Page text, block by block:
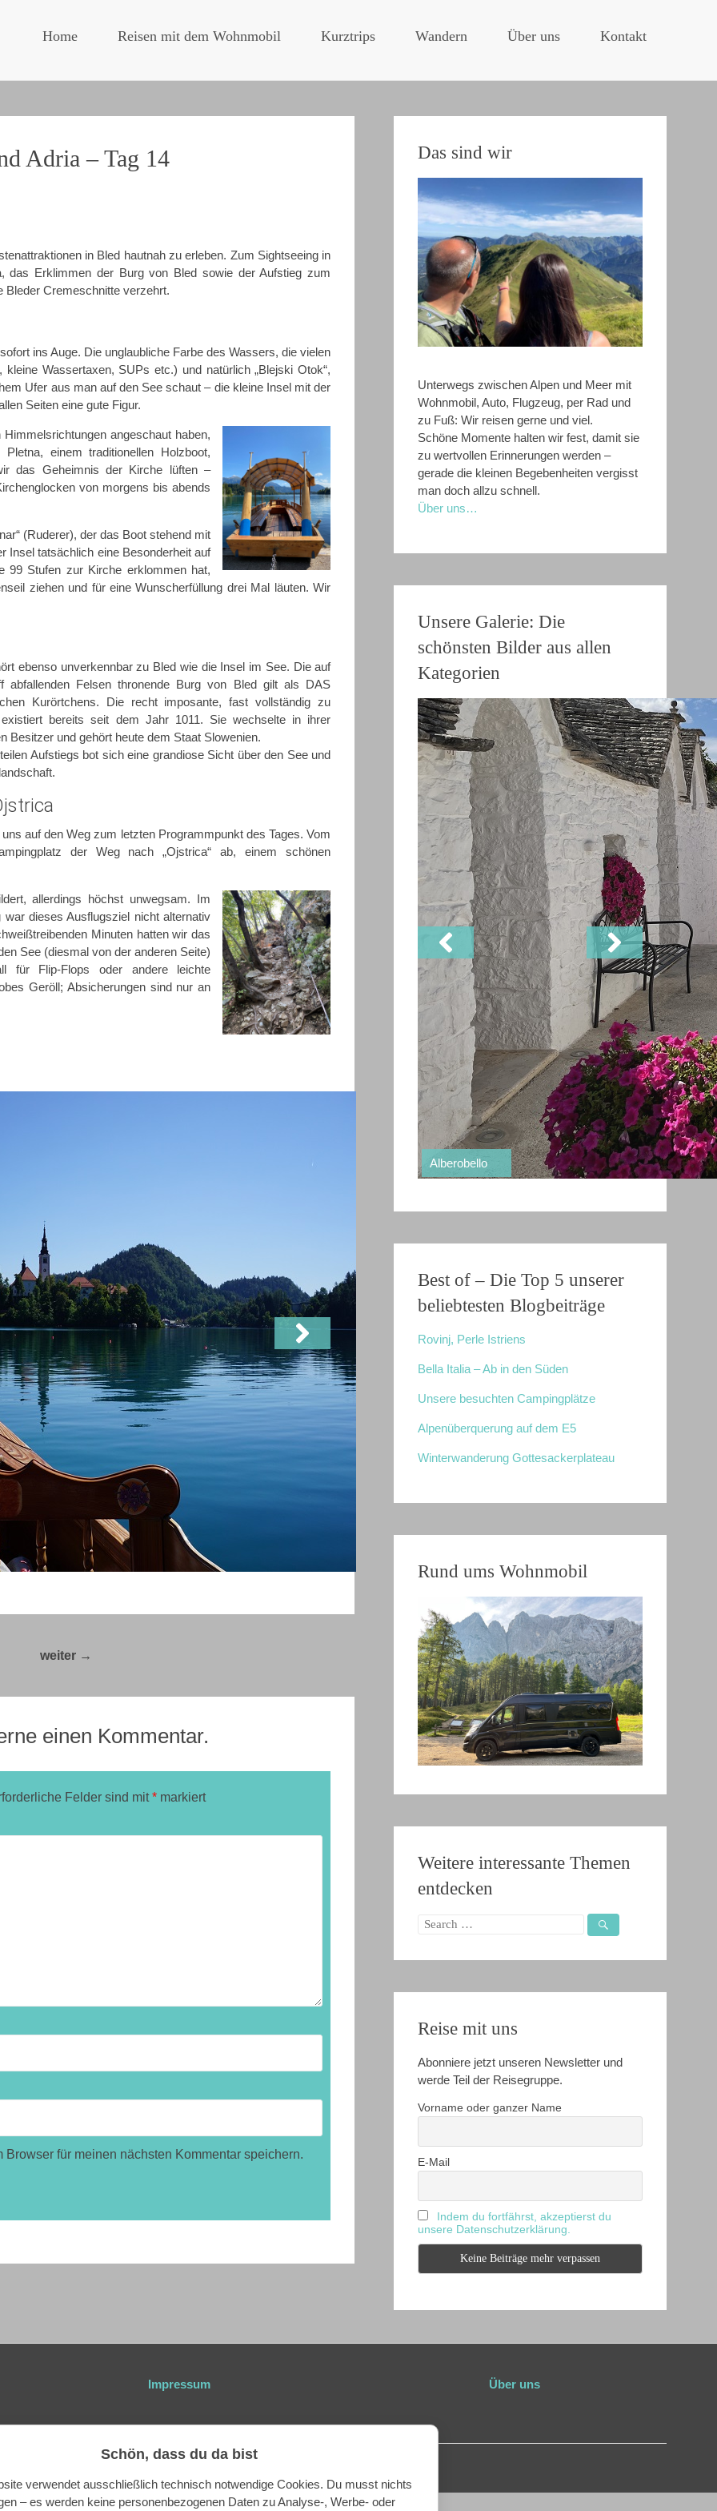
Home Reisen mit dem Wohnmobil Kurztrips Wandern Über uns Kontakt
Adria – Tag 14
in Bled hautnah zu erleben. Zum Sightseeing in
das Erklimmen der Burg von Bled sowie der Aufstieg zum
Bleder Cremeschnitte verzehrt.
ins Auge. Die unglaubliche Farbe des Wassers, die vielen
Wassertaxen, SUPs etc.) und natürlich „Blejski Otok“,
Ufer aus man auf den See schaut – die kleine Insel mit der
Seiten eine gute Figur.
angeschaut haben,
einem traditionellen Holzboot,
das Geheimnis der Kirche lüften –
von morgens bis abends
(Ruderer), der das Boot stehend mit
Insel tatsächlich eine Besonderheit auf
99 Stufen zur Kirche erklommen hat,
ziehen und für eine Wunscherfüllung drei Mal läuten. Wir
ebenso unverkennbar zu Bled wie die Insel im See. Die auf
abfallenden Felsen thronende Burg von Bled gilt als DAS
Kurörtchens. Die recht imposante, fast vollständig zu
existiert bereits seit dem Jahr 1011. Sie wechselte in ihrer
Besitzer und gehört heute dem Staat Slowenien.
Aufstiegs bot sich eine grandiose Sicht über den See und
auf den Weg zum letzten Programmpunkt des Tages. Vom
der Weg nach „Ojstrica“ ab, einem schönen
allerdings höchst unwegsam. Im
dieses Ausflugsziel nicht alternativ
Minuten hatten wir das
See (diesmal von der anderen Seite)
für Flip-Flops oder andere leichte
Geröll; Absicherungen sind nur an
einen Kommentar.
Felder sind mit* markiert
für meinen nächsten Kommentar speichern.
Das sind wir
Unterwegs zwischen Alpen und Meer mit
Wohnmobil, Auto, Flugzeug, per Rad und
zu Fuß: Wir reisen gerne und viel.
Schöne Momente halten wir fest, damit sie
zu wertvollen Erinnerungen werden –
gerade die kleinen Begebenheiten vergisst
man doch allzu schnell.
Über uns…
Unsere Galerie: Die
schönsten Bilder aus allen
Kategorien
Südtirol
Alberobello
Bleder See
Matera
Vesuv
Pompeji
Unsere besuchten Campingplätze
Venedig
Nationalpark Plitvicer Seen
Drei Zinnen
Wandern auf dem Soča-Trail
Best of – Die Top 5 unserer
beliebtesten Blogbeiträge
Rovinj, Perle Istriens
Bella Italia – Ab in den Süden
Unsere besuchten Campingplätze
Alpenüberquerung auf dem E5
Winterwanderung Gottesackerplateau
Rund ums Wohnmobil
Weitere interessante Themen
entdecken
Search
Reise mit uns
Abonniere jetzt unseren Newsletter und
werde Teil der Reisegruppe.
Vorname oder ganzer Name
E-Mail
Indem du fortfährst, akzeptierst du
unsere Datenschutzerklärung.
Schön, dass du da bist
verwendet ausschließlich technisch notwendige Cookies. Du musst nichts
– es werden keine personenbezogenen Daten zu Analyse-, Werbe- oder
Impressum Über uns